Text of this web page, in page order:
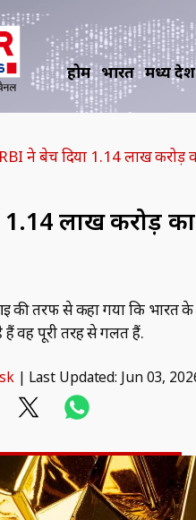
होम भारत मध्य प्रदेश
RBI ने बेच दिया 1.14 लाख करोड़
लाख करोड़
तरफ से कहा गया कि भारत के
वह पूरी तरह से गलत हैं.
| Last Updated: Jun 03,